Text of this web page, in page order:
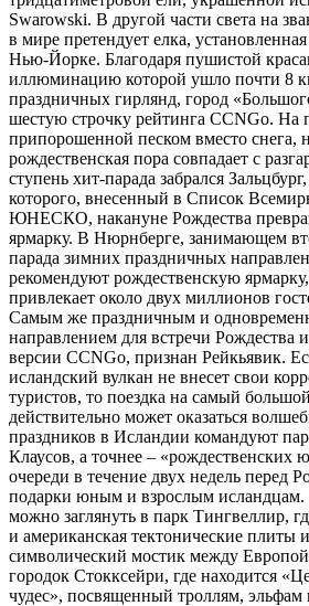
Swarowski. В другой части света на
в мире претендует елка,
Нью-Йорке. Благодаря пушистой
иллюминацию которой ушло почти 8
праздничных гирлянд, город
шестую строчку рейтинга CCNGo. На
припорошенной песком вместо снега,
рождественская пора совпадает с
ступень хит-парада забрался
которого, внесенный в Список
ЮНЕСКО, накануне Рождества
ярмарку. В Нюрнберге, занимающем
парада зимних праздничных
рекомендуют рождественскую
привлекает около двух миллионов
Самым же праздничным и
направлением для встречи Рождества
версии CCNGo, признан Рейкьявик.
исландский вулкан не внесет свои
туристов, то поездка на самый
действительно может оказаться
праздников в Исландии командуют
Клаусов, а точнее – «рождественских
очереди в течение двух недель перед
подарки юным и взрослым исландцам.
можно заглянуть в парк Тингвеллир,
и американская тектонические плиты
символический мостик между
городок Стокксейри, где находится
чудес», посвященный троллям,